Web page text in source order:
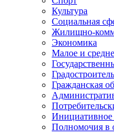
Культура
Социальная
Жилищно-
Экономика
Малое и
Гражданская
Полномочия в